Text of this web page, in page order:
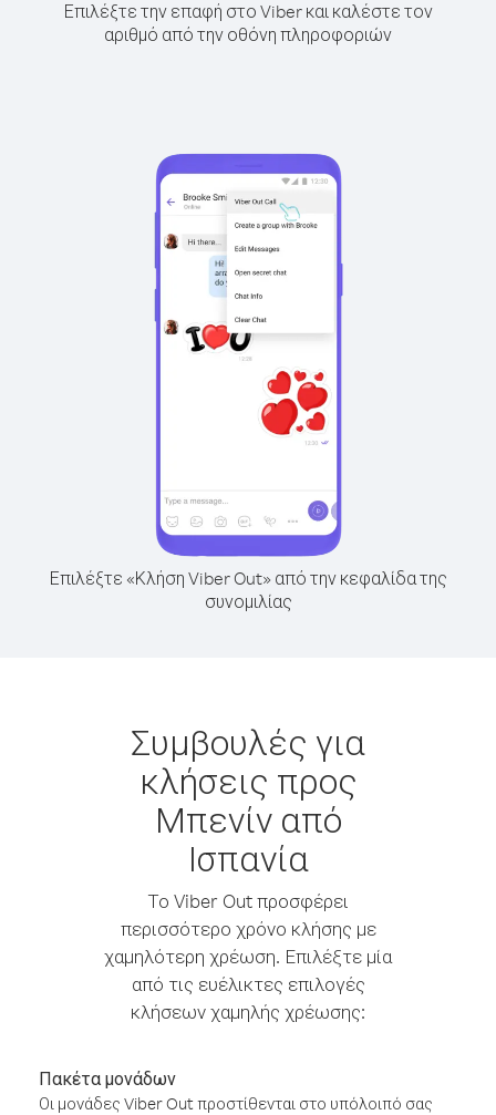
Επιλέξτε την επαφή στο Viber και καλέστε τον
αριθμό από την οθόνη πληροφοριών
Επιλέξτε «Κλήση Viber Out» από την κεφαλίδα της
συνομιλίας
Συμβουλές για
κλήσεις προς
Μπενίν από
Ισπανία
Το Viber Out προσφέρει
περισσότερο χρόνο κλήσης με
χαμηλότερη χρέωση. Επιλέξτε μία
από τις ευέλικτες επιλογές
κλήσεων χαμηλής χρέωσης:
Πακέτα μονάδων
Οι μονάδες Viber Out προστίθενται στο υπόλοιπό σας